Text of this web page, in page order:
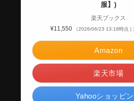
服】)
楽天ブックス
¥11,550
（2026/06/23 13:18時点 |
Amazon
楽天市場
Yahooショッピ